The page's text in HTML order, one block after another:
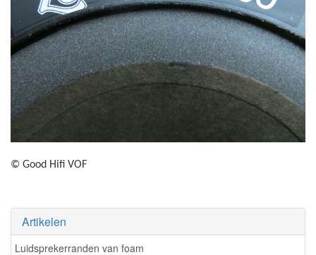
Artikelen
Luidsprekerranden van foam
© Good Hifi VOF